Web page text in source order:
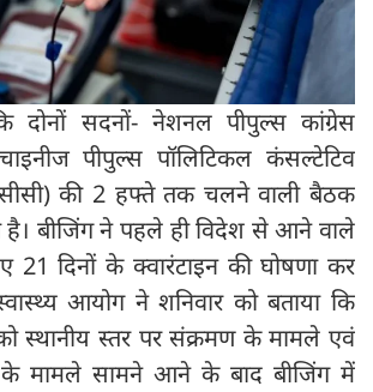
दोनों सदनों- नेशनल पीपुल्स कांग्रेस
पीपुल्स पॉलिटिकल कंसल्टेटिव
की 2 हफ्ते तक चलने वाली बैठक
है। बीजिंग ने पहले ही विदेश से आने वाले
21 दिनों के क्वारंटाइन की घोषणा कर
आयोग ने शनिवार को बताया कि
स्थानीय स्तर पर संक्रमण के मामले एवं
के मामले सामने आने के बाद बीजिंग में